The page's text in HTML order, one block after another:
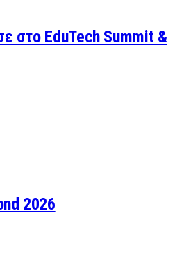
στο EduTech Summit &
2026